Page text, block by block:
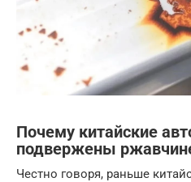
Почему китайские
подвержены
Честно говоря, раньше